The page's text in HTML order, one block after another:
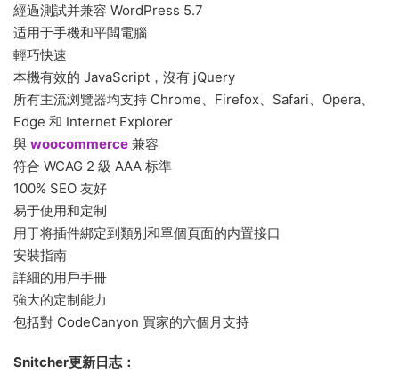
經過測試并兼容 WordPress 5.7
适用于手機和平闆電腦
輕巧快速
本機有效的 JavaScript，沒有 jQuery
所有主流浏覽器均支持 Chrome、Firefox、Safari、Opera、
Edge 和 Internet Explorer
與 woocommerce 兼容
符合 WCAG 2 級 AAA 标準
100% SEO 友好
易于使用和定制
用于将插件綁定到類别和單個頁面的内置接口
安裝指南
詳細的用戶手冊
強大的定制能力
包括對 CodeCanyon 買家的六個月支持
Snitcher更新日志：